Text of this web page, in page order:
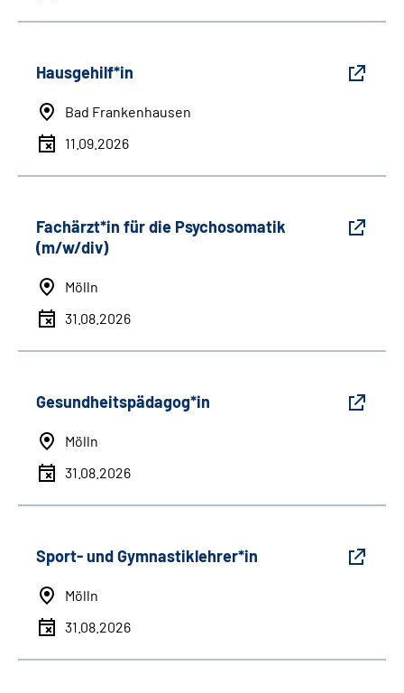
Hausgehilf*in
Bad Frankenhausen
11.09.2026
Fachärzt*in für die Psychosomatik
(m/w/div)
Mölln
31.08.2026
Gesundheitspädagog*in
Mölln
31.08.2026
Sport- und Gymnastiklehrer*in
Mölln
31.08.2026